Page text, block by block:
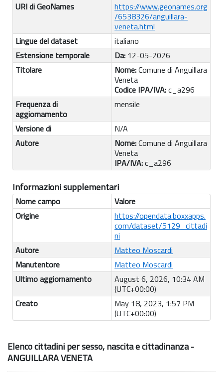
URI di GeoNames
https://www.geonames.org
/6538326/anguillara-
veneta.html
Lingue del dataset
italiano
Estensione temporale
Da: 12-05-2026
Titolare
Nome:Comune di Anguillara
Veneta
Codice IPA/IVA:c_a296
Frequenza di
aggiornamento
mensile
Versione di
N/A
Autore
Nome:Comune di Anguillara
Veneta
IPA/IVA:c_a296
Informazioni supplementari
Nome campo
Valore
Origine
https://opendata.boxxapps.
com/dataset/5129_cittadi
ni
Autore
Matteo Moscardi
Manutentore
Matteo Moscardi
Ultimo aggiornamento
August 6, 2026, 10:34 AM
(UTC+00:00)
Creato
May 18, 2023, 1:57 PM
(UTC+00:00)
Elenco cittadini per sesso, nascita e cittadinanza -
ANGUILLARA VENETA